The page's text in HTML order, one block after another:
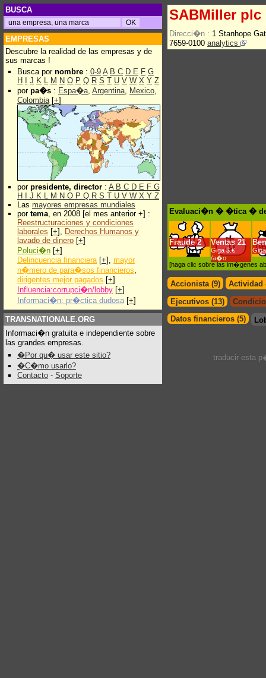
BUSCA
EMPRESAS
Descubre la realidad de las empresas y de
sus marcas !
Busca por nombre : 0-9 A B C D E F G
H
J K L M N O P Q R S T U V W X Y Z
por pa�s : Espa�a, Argentina, Mexico,
Colombia[+]
por presidente, director : A B C D E F G
H
J K L M N O P Q R S T U V W X Y Z
Las mayores empresas mundiales
por tema, en 2008 [el mes anterior +] :
Reestructuraciones y condiciones
laborales [+], Derechos Humanos y
lavado de dinero [+]
Poluci�n [+]
Delincuencia financiera[+], mayor
n�mero de para�sos financieros,
dirigentes mejor pagados [+]
Influencia:corrupci�n/lobby [+]
Informaci�n: pr�ctica dudosa [+]
TRANSNATIONALE.ORG
Informaci�n gratuita e independiente sobre
las grandes empresas.
�Por qu� usar este sitio?
�C�mo usarlo?
Contacto - Soporte
SABMiller plc
Direcci�n : 1 Stanhope
7659-0100 analytics
Evaluaci�n � �tica �
Fraude 2 Ventas 21
Giga $.€
/a�o
[haga clic sobre las im�genes
Accionista (9)
Actividad
Ejecutivos (13)
Datos financieros (5)
traducir esta